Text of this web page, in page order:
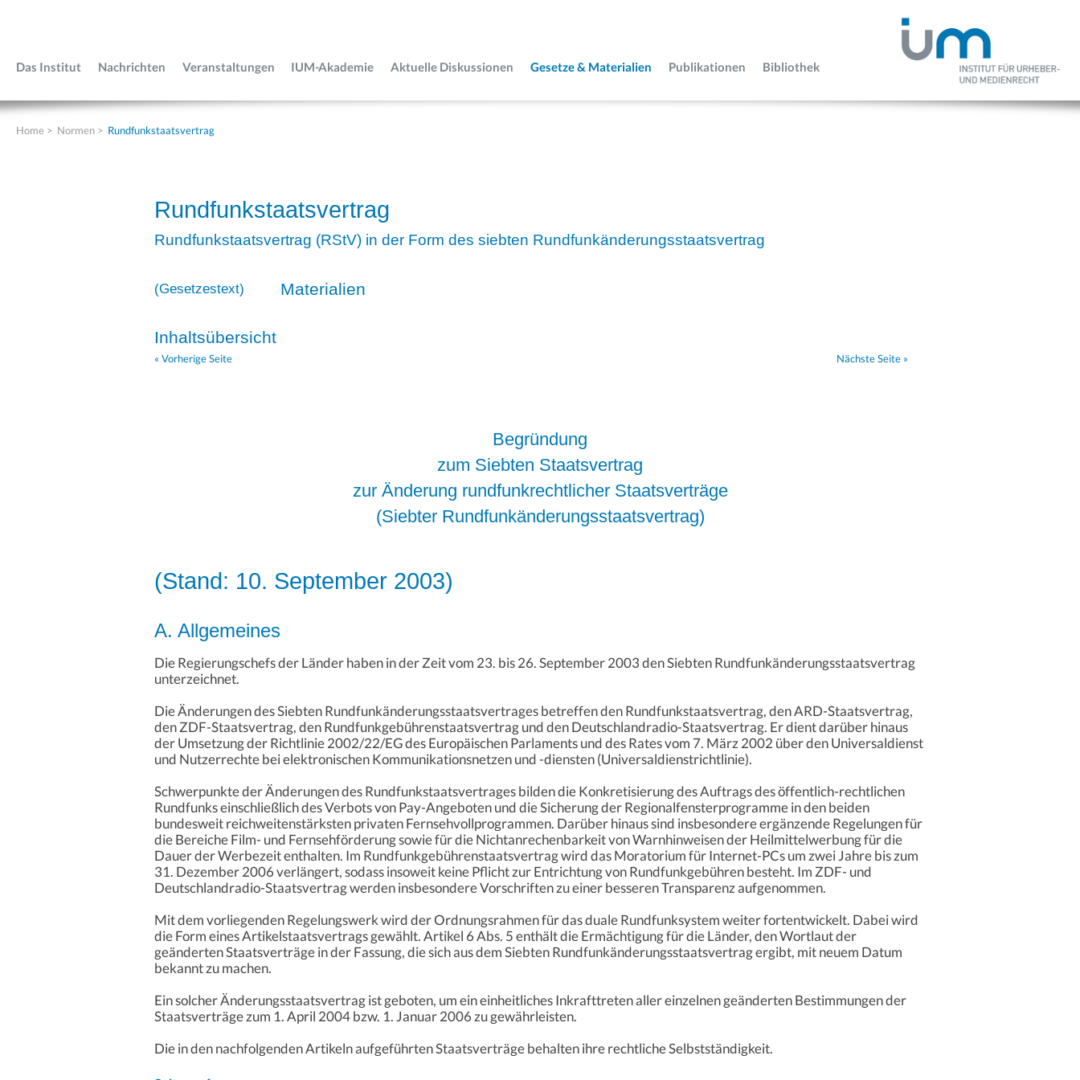
Das Institut Nachrichten Veranstaltungen IUM-Akademie Aktuelle Diskussionen Gesetze & Materialien Publikationen Bibliothek
Home > Normen > Rundfunkstaatsvertrag
Rundfunkstaatsvertrag
Rundfunkstaatsvertrag (RStV) in der Form des siebten Rundfunkänderungsstaatsvertrag
Materialien
(Gesetzestext)
Inhaltsübersicht
« Vorherige Seite Nächste Seite »
Begründung
zum Siebten Staatsvertrag
zur Änderung rundfunkrechtlicher Staatsverträge
(Siebter Rundfunkänderungsstaatsvertrag)
(Stand: 10. September 2003)
A. Allgemeines
Die Regierungschefs der Länder haben in der Zeit vom 23. bis 26. September 2003 den Siebten Rundfunkänderungsstaatsvertrag
unterzeichnet.
Die Änderungen des Siebten Rundfunkänderungsstaatsvertrages betreffen den Rundfunkstaatsvertrag, den ARD-Staatsvertrag,
den ZDF-Staatsvertrag, den Rundfunkgebührenstaatsvertrag und den Deutschlandradio-Staatsvertrag. Er dient darüber hinaus
der Umsetzung der Richtlinie 2002/22/EG des Europäischen Parlaments und des Rates vom 7. März 2002 über den Universaldienst
und Nutzerrechte bei elektronischen Kommunikationsnetzen und -diensten (Universaldienstrichtlinie).
Schwerpunkte der Änderungen des Rundfunkstaatsvertrages bilden die Konkretisierung des Auftrags des öffentlich-rechtlichen
Rundfunks einschließlich des Verbots von Pay-Angeboten und die Sicherung der Regionalfensterprogramme in den beiden
bundesweit reichweitenstärksten privaten Fernsehvollprogrammen. Darüber hinaus sind insbesondere ergänzende Regelungen für
die Bereiche Film- und Fernsehförderung sowie für die Nichtanrechenbarkeit von Warnhinweisen der Heilmittelwerbung für die
Dauer der Werbezeit enthalten. Im Rundfunkgebührenstaatsvertrag wird das Moratorium für Internet-PCs um zwei Jahre bis zum
31. Dezember 2006 verlängert, sodass insoweit keine Pflicht zur Entrichtung von Rundfunkgebühren besteht. Im ZDF- und
Deutschlandradio-Staatsvertrag werden insbesondere Vorschriften zu einer besseren Transparenz aufgenommen.
Mit dem vorliegenden Regelungswerk wird der Ordnungsrahmen für das duale Rundfunksystem weiter fortentwickelt. Dabei wird
die Form eines Artikelstaatsvertrags gewählt. Artikel 6 Abs. 5 enthält die Ermächtigung für die Länder, den Wortlaut der
geänderten Staatsverträge in der Fassung, die sich aus dem Siebten Rundfunkänderungsstaatsvertrag ergibt, mit neuem Datum
bekannt zu machen.
Ein solcher Änderungsstaatsvertrag ist geboten, um ein einheitliches Inkrafttreten aller einzelnen geänderten Bestimmungen der
Staatsverträge zum 1. April 2004 bzw. 1. Januar 2006 zu gewährleisten.
Die in den nachfolgenden Artikeln aufgeführten Staatsverträge behalten ihre rechtliche Selbstständigkeit.